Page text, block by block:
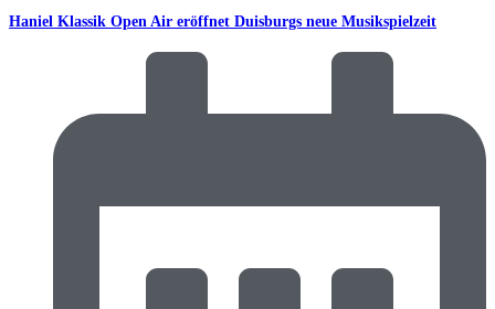
Haniel Klassik Open Air eröffnet Duisburgs neue Musikspielzeit